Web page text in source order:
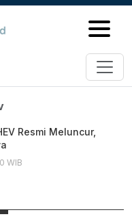
Resmi Meluncur,
WIB